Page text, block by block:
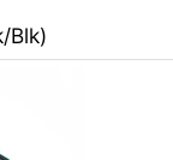
Blk)